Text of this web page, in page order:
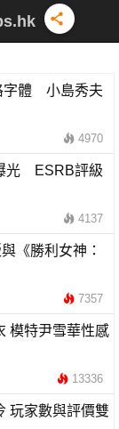
字體 小島秀夫
4970
光 ESRB評級
4137
《勝利女神：
7357
模特尹雪華性感
13336
玩家數與評價雙